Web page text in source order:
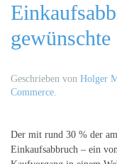
Geschrieben von Holger
Commerce.
Der mit rund 30 % der
Einkaufsabbruch – ein